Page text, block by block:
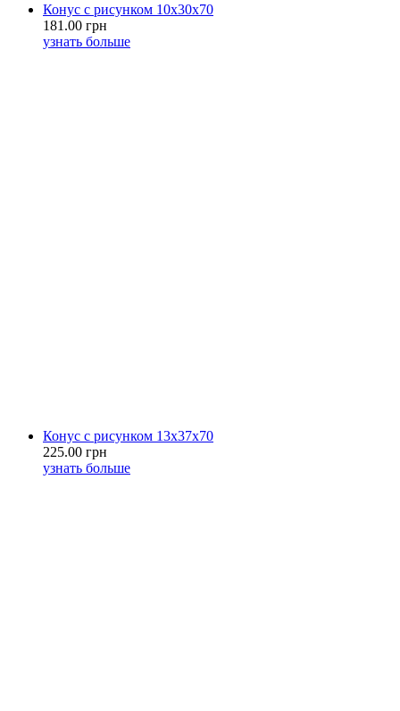
Конус с рисунком 10х30х70
181.00 грн
узнать больше
Конус с рисунком 13х37х70
225.00 грн
узнать больше